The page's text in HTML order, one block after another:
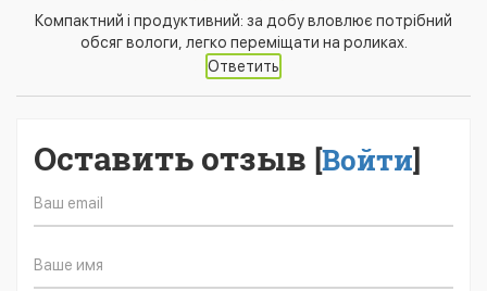
Компактний і продуктивний: за добу вловлює потрібний
обсяг вологи, легко переміщати на роликах.
Ответить
Оставить отзыв [Войти]